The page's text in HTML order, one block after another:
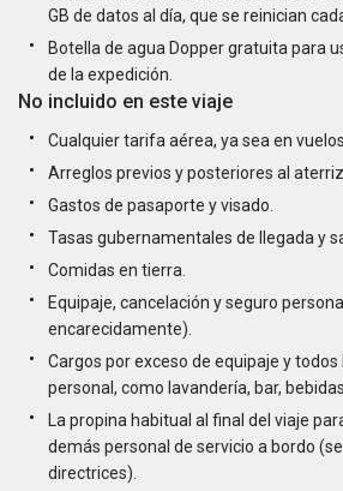
GB de datos al día, que se reinician
Botella de agua Dopper gratuita para
de la expedición.
No incluido en este viaje
Cualquier tarifa aérea, ya sea en
Arreglos previos y posteriores al
Gastos de pasaporte y visado.
Tasas gubernamentales de llegada y
Comidas en tierra.
Equipaje, cancelación y seguro
encarecidamente).
Cargos por exceso de equipaje y
personal, como lavandería, bar,
La propina habitual al final del viaje
demás personal de servicio a bordo
directrices).